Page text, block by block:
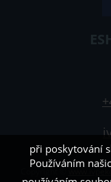
při poskytování
Používáním